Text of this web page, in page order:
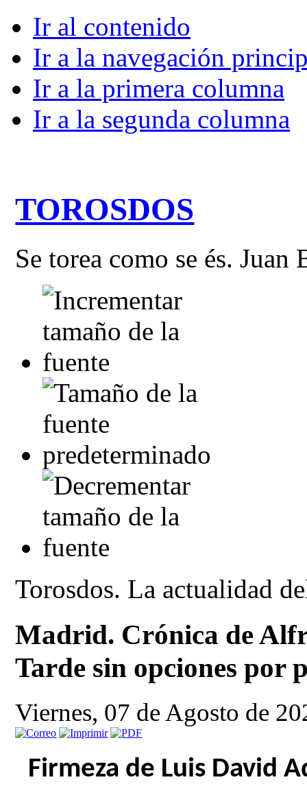
Ir al contenido
Ir a la navegación
Ir a la primera columna
Ir a la segunda columna
TOROSDOS
Se torea como se és. Juan
Torosdos. La actualidad
Madrid. Crónica de
Tarde sin opciones por
Viernes, 07 de Agosto de
Firmeza de Luis David